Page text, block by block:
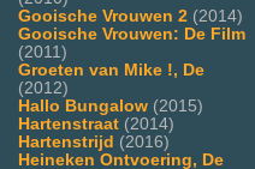
Gooische Vrouwen 2 (2014)
Gooische Vrouwen: De Film
(2011)
Groeten van Mike !, De
(2012)
Hallo Bungalow (2015)
Hartenstraat (2014)
Hartenstrijd (2016)
Heineken Ontvoering, De